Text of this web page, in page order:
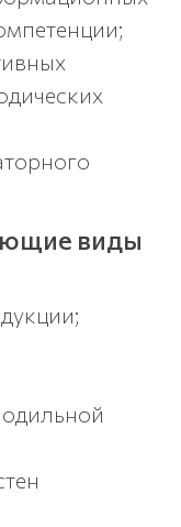
виды